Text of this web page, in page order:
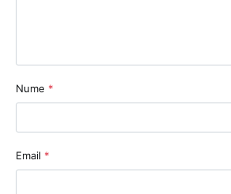
Nume *
Email *